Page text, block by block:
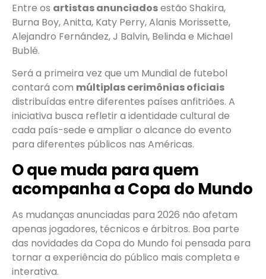
Entre os artistas anunciadosestão Shakira,
Burna Boy, Anitta, Katy Perry, Alanis Morissette,
Alejandro Fernández, J Balvin, Belinda e Michael
Bublé.
Será a primeira vez que um Mundial de futebol
contará com múltiplas cerimônias oficiais
distribuídas entre diferentes países anfitriões. A
iniciativa busca refletir a identidade cultural de
cada país-sede e ampliar o alcance do evento
para diferentes públicos nas Américas.
O que muda para quem
acompanha a Copa do Mundo
As mudanças anunciadas para 2026 não afetam
apenas jogadores, técnicos e árbitros. Boa parte
das novidades da Copa do Mundo foi pensada para
tornar a experiência do público mais completa e
interativa.